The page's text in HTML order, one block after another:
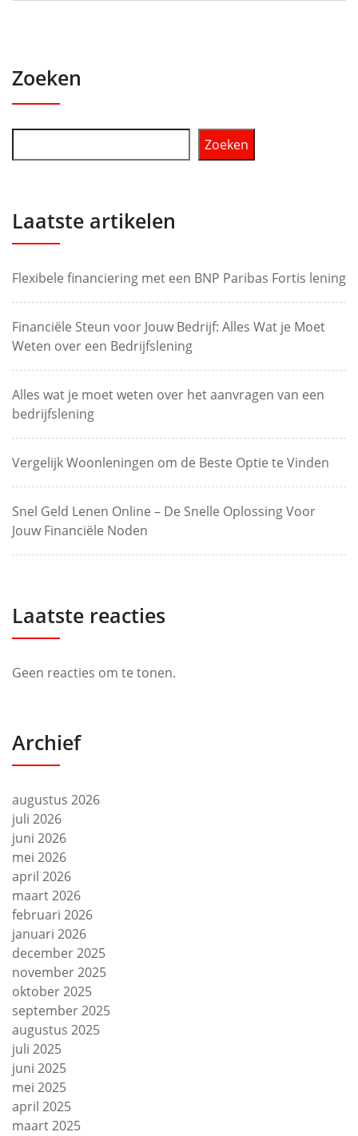
Zoeken
Zoeken
Laatste artikelen
Flexibele financiering met een BNP Paribas Fortis lening
Financiële Steun voor Jouw Bedrijf: Alles Wat je Moet
Weten over een Bedrijfslening
Alles wat je moet weten over het aanvragen van een
bedrijfslening
Vergelijk Woonleningen om de Beste Optie te Vinden
Snel Geld Lenen Online – De Snelle Oplossing Voor
Jouw Financiële Noden
Laatste reacties
Geen reacties om te tonen.
Archief
augustus 2026
juli 2026
juni 2026
mei 2026
april 2026
maart 2026
februari 2026
januari 2026
december 2025
november 2025
oktober 2025
september 2025
augustus 2025
juli 2025
juni 2025
mei 2025
april 2025
maart 2025